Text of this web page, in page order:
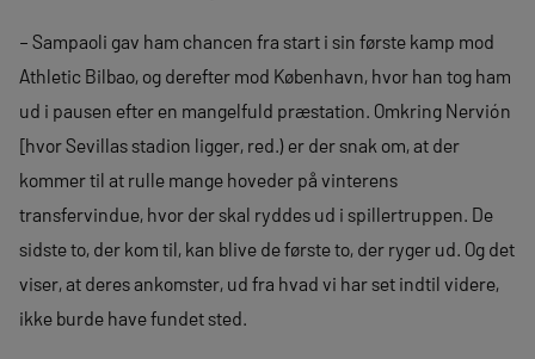
– Sampaoli gav ham chancen fra start i sin første kamp mod
Athletic Bilbao, og derefter mod København, hvor han tog ham
ud i pausen efter en mangelfuld præstation. Omkring Nervión
[hvor Sevillas stadion ligger, red.) er der snak om, at der
kommer til at rulle mange hoveder på vinterens
transfervindue, hvor der skal ryddes ud i spillertruppen. De
sidste to, der kom til, kan blive de første to, der ryger ud. Og det
viser, at deres ankomster, ud fra hvad vi har set indtil videre,
ikke burde have fundet sted.